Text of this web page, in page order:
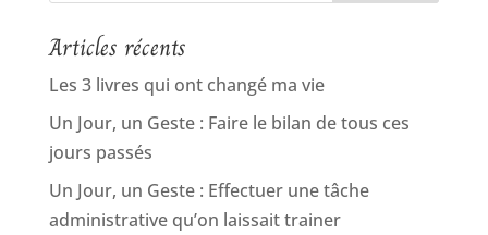
Articles récents
Les 3 livres qui ont changé ma vie
Un Jour, un Geste : Faire le bilan de tous ces
jours passés
Un Jour, un Geste : Effectuer une tâche
administrative qu’on laissait trainer